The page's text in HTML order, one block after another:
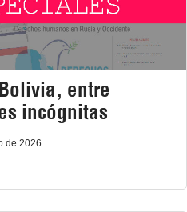
entre
incógnitas
de 2026